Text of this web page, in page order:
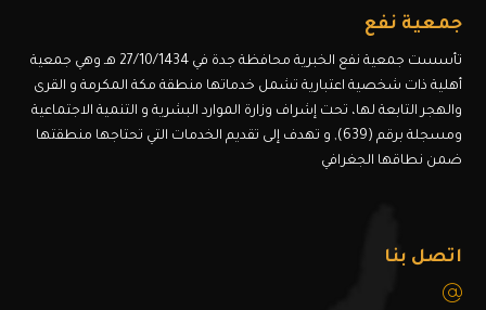
جمعية نفع
تأسست جمعية نفع الخبرية محافظة جدة في 27/10/1434 هـ وهي جمعية
أهلية ذات شخصية اعتبارية تشمل خدماتها منطقة مكة المكرمة و القرى
والهجر التابعة لها، تحت إشراف وزارة الموارد البشرية و التنمية الاجتماعية
ومسجلة برقم (639), و تهدف إلى تقديم الخدمات التي تحتاجها منطقتها
ضمن نطاقها الجغرافي
اتصل بنا